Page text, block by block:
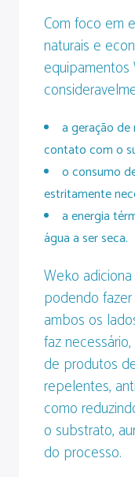
Com foco em
naturais e
equipamentos
a geração
contato com o
o consumo
estritamente
a energia
água a ser seca.
Weko
podendo
ambos os
faz
de produtos
repelentes,
como
o substrato,
do processo.